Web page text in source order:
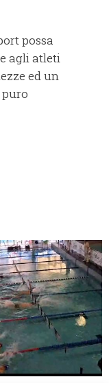
possa
agli atleti
ed un